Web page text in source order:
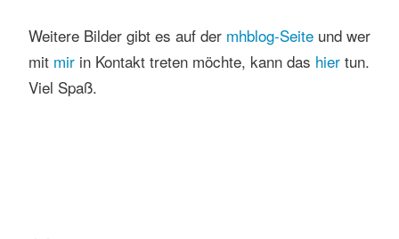
Weitere Bilder gibt es auf der mhblog-Seite und wer
mit mirin Kontakt treten möchte, kann das hiertun.
Viel Spaß.